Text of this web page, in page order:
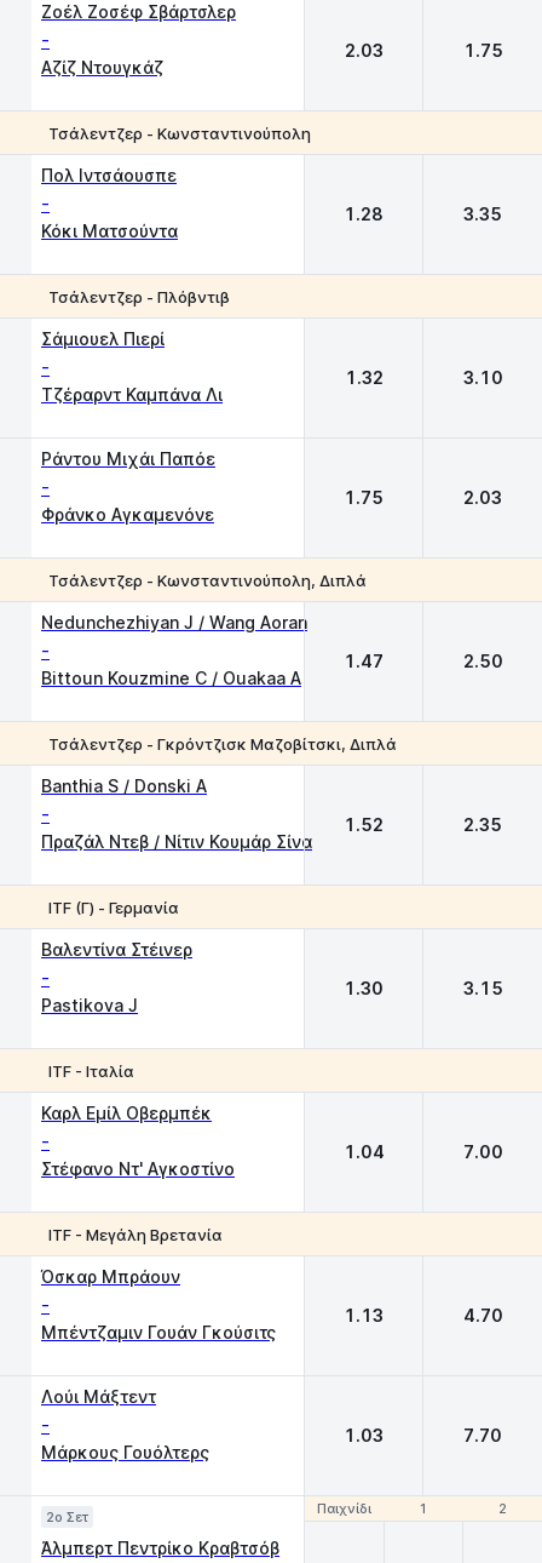
Ζοέλ Ζοσέφ Σβάρτσλερ
-
Αζίζ Ντουγκάζ
2.03 1.75
Τσάλεντζερ - Κωνσταντινούπολη
Πολ Ιντσάουσπε
-
Κόκι Ματσούντα
1.28 3.35
Τσάλεντζερ - Πλόβντιβ
Σάμιουελ Πιερί
-
Τζέραρντ Καμπάνα Λι
1.32 3.10
Ράντου Μιχάι Παπόε
-
Φράνκο Αγκαμενόνε
1.75 2.03
Τσάλεντζερ - Κωνσταντινούπολη, Διπλά
Nedunchezhiyan J / Wang Aoran
-
Bittoun Kouzmine C / Ouakaa A
1.47 2.50
Τσάλεντζερ - Γκρόντζισκ Μαζοβίτσκι, Διπλά
Banthia S / Donski A
-
Πραζάλ Ντεβ / Νίτιν Κουμάρ Σίνα
1.52 2.35
ITF (Γ) - Γερμανία
Βαλεντίνα Στέινερ
-
Pastikova J
1.30 3.15
ITF - Ιταλία
Καρλ Εμίλ Οβερμπέκ
-
Στέφανο Ντ' Αγκοστίνο
1.04 7.00
ITF - Μεγάλη Βρετανία
Όσκαρ Μπράουν
-
Μπέντζαμιν Γουάν Γκούσιτς
1.13 4.70
Λούι Μάξτεντ
-
Μάρκους Γουόλτερς
1.03 7.70
Παιχνίδι 1 2
2o Σετ
Άλμπερτ Πεντρίκο Κραβτσόβ
Παιχνίδι 1 2